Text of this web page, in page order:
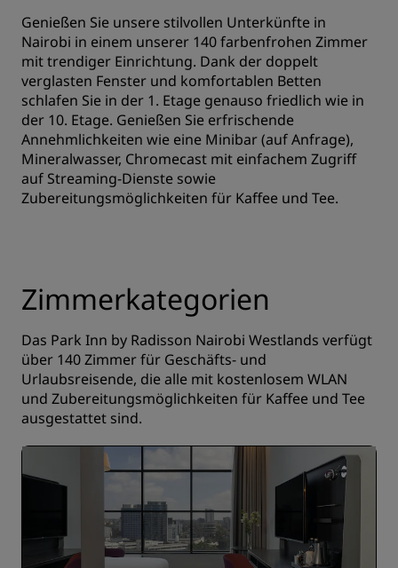
Genießen Sie unsere stilvollen Unterkünfte in
Nairobi in einem unserer 140 farbenfrohen Zimmer
mit trendiger Einrichtung. Dank der doppelt
verglasten Fenster und komfortablen Betten
schlafen Sie in der 1. Etage genauso friedlich wie in
der 10. Etage. Genießen Sie erfrischende
Annehmlichkeiten wie eine Minibar (auf Anfrage),
Mineralwasser, Chromecast mit einfachem Zugriff
auf Streaming-Dienste sowie
Zubereitungsmöglichkeiten für Kaffee und Tee.
Zimmerkategorien
Das Park Inn by Radisson Nairobi Westlands verfügt
über 140 Zimmer für Geschäfts- und
Urlaubsreisende, die alle mit kostenlosem WLAN
und Zubereitungsmöglichkeiten für Kaffee und Tee
ausgestattet sind.